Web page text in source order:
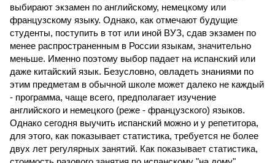
выбирают экзамен по английскому, немецкому или
французскому языку. Однако, как отмечают будущие
студенты, поступить в тот или иной ВУЗ, сдав экзамен по
менее распространенным в России языкам, значительно
меньше. Именно поэтому выбор падает на испанский или
даже китайский язык. Безусловно, овладеть знаниями по
этим предметам в обычной школе может далеко не каждый
- программа, чаще всего, предполагает изучение
английского и немецкого (реже - французского) языков.
Однако сегодня выучить испанский можно и у репетитора,
для этого, как показывает статистика, требуется не более
двух лет регулярных занятий. Как показывает статистика,